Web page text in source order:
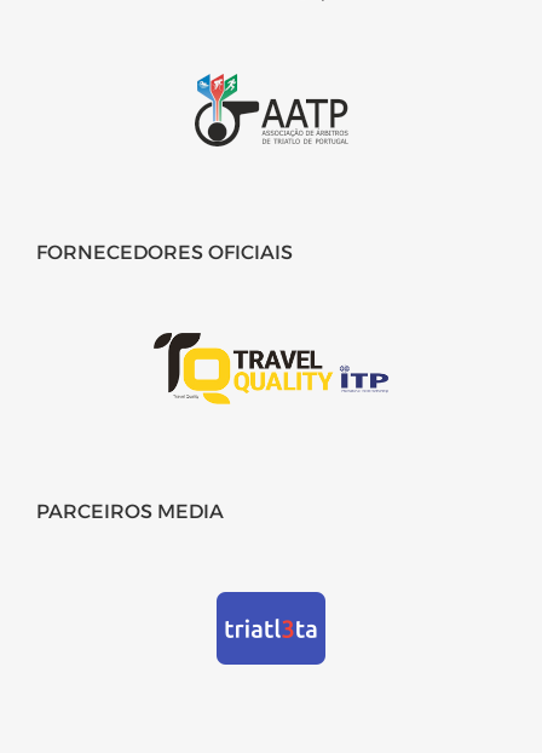
FORNECEDORES OFICIAIS
PARCEIROS MEDIA